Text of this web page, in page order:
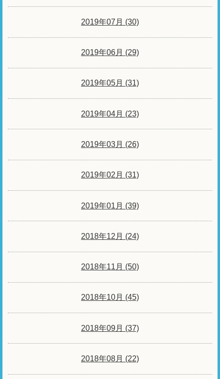
2019年07月 (30)
2019年06月 (29)
2019年05月 (31)
2019年04月 (23)
2019年03月 (26)
2019年02月 (31)
2019年01月 (39)
2018年12月 (24)
2018年11月 (50)
2018年10月 (45)
2018年09月 (37)
2018年08月 (22)